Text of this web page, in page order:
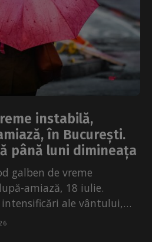
instabilă,
în București.
până luni dimineața
galben de vreme
amiază, 18 iulie.
ale vântului,
între orele...